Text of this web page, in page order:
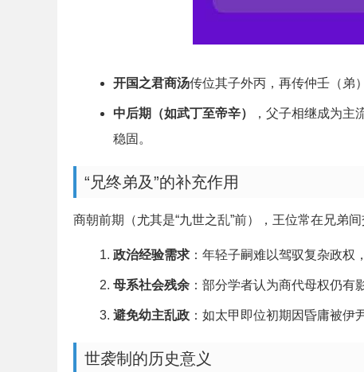
开国之君商汤传位其子外丙，再传仲壬（弟
中后期（如武丁至帝辛）
，父子相继成为主
稳固。
“兄终弟及”的补充作用
商朝前期（尤其是“九世之乱”前），王位常在兄弟
政治经验需求 ：年轻子嗣难以驾驭复杂政权
母系社会残余 ：部分学者认为商代母权仍有
避免幼主乱政 ：如太甲即位初期因昏庸被伊
世袭制的历史意义